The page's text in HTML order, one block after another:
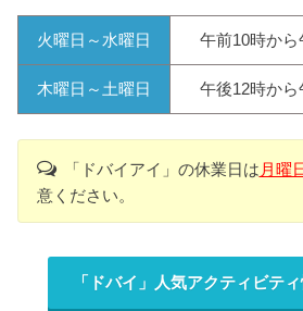
火曜日～水曜日 午前10時から
木曜日～土曜日 午後12時から
「ドバイアイ」の休業日は 月曜
意ください。
「ドバイ」人気アクティビテ